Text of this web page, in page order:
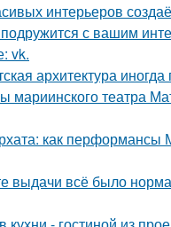
интерьеров
с вашим
vk.
архитектура
мариинского театра
как перформансы
выдачи всё было